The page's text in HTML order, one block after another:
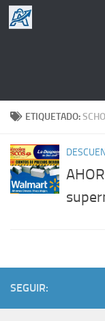
Saltar al contenido
ETIQUETADO:
SEGUIR: